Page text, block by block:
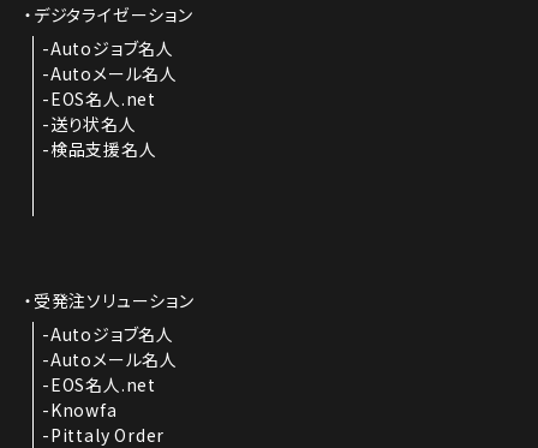
デジタライゼーション
Autoジョブ名人
Autoメール名人
EOS名人.net
送り状名人
検品支援名人
受発注ソリューション
Autoジョブ名人
Autoメール名人
EOS名人.net
Knowfa
Pittaly Order